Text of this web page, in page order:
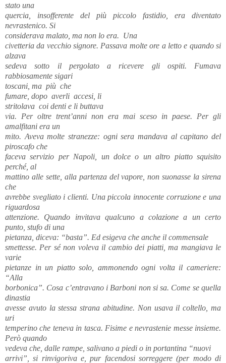
stato una
quercia, insofferente del più piccolo fastidio, era diventato
nevrastenico. Si
considerava malato, ma non lo era. Una
civetteria da vecchio signore. Passava molte ore a letto e quando si
alzava
sedeva sotto il pergolato a ricevere gli ospiti. Fumava
rabbiosamente sigari
toscani, ma più che
fumare, dopo averli accesi, li
stritolava coi denti e li buttava
via. Per oltre trent’anni non era mai sceso in paese. Per gli
amalfitani era un
mito. Aveva molte stranezze: ogni sera mandava al capitano del
piroscafo che
faceva servizio per Napoli, un dolce o un altro piatto squisito
perché, al
mattino alle sette, alla partenza del vapore, non suonasse la sirena
che
avrebbe svegliato i clienti. Una piccola innocente corruzione e una
riguardosa
attenzione. Quando invitava qualcuno a colazione a un certo
punto, stufo di una
pietanza, diceva: “basta”. Ed esigeva che anche il commensale
smettesse. Per sé non voleva il cambio dei piatti, ma mangiava le
varie
pietanze in un piatto solo, ammonendo ogni volta il cameriere:
“Alla
borbonica”. Cosa c’entravano i Barboni non si sa. Come se quella
dinastia
avesse avuto la stessa strana abitudine. Non usava il coltello, ma
uri
temperino che teneva in tasca. Fisime e nevrastenie messe insieme.
Però quando
vedeva che, dalle rampe, salivano a piedi o in portantina “nuovi
arrivi”, si rinvigoriva e, pur facendosi sorreggere (per modo di